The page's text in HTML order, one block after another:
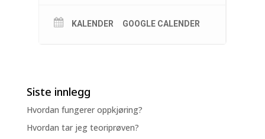
KALENDER GOOGLE CALENDER
Siste innlegg
Hvordan fungerer oppkjøring?
Hvordan tar jeg teoriprøven?